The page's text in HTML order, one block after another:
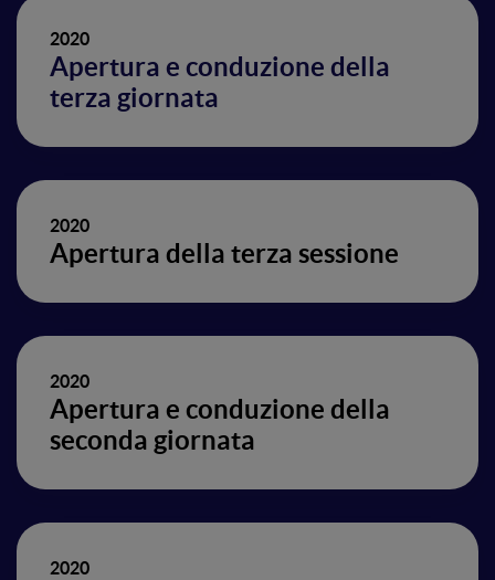
2020
Apertura e conduzione della
terza giornata
2020
Apertura della terza sessione
2020
Apertura e conduzione della
seconda giornata
2020